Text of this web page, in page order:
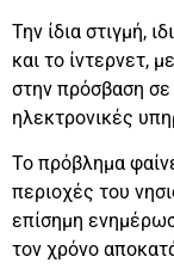
Την ίδια στιγμή,
και το ίντερνετ,
στην πρόσβαση σε
ηλεκτρονικές
Το πρόβλημα
περιοχές του
επίσημη
τον χρόνο